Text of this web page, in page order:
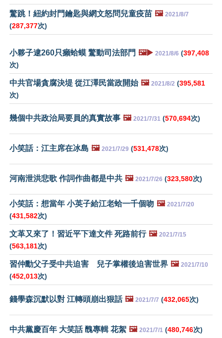
驚跳！紐約封門鑰匙與網文怒問兒童疫苗 🖼️ 2021/8/7
(287,377次)
小夥子逮260只癩蛤蟆 驚動司法部門 🖼️▶️ 2021/8/6 (397,408
次)
中共官場貪腐決堤 從江澤民當政開始 🖼️ 2021/8/2 (395,581
次)
幾個中共政治局要員的真實故事 🖼️ 2021/7/31 (570,694次)
小笑話：江主席在冰島 🖼️ 2021/7/29 (531,478次)
河南泄洪悲歌 作詞作曲都是中共 🖼️ 2021/7/26 (323,580次)
小笑話：想當年 小英子給江老蛤一千個吻 🖼️ 2021/7/20
(431,582次)
文革又來了！習近平下達文件 死路前行 🖼️ 2021/7/15
(563,181次)
習仲勳父子受中共迫害 兒子掌權後迫害世界 🖼️ 2021/7/10
(452,013次)
錢學森沉默以對 江轉頭崩出狠話 🖼️ 2021/7/7 (432,065次)
中共黨慶百年 大笑話 醜專輯 花絮 🖼️ 2021/7/1 (480,746次)